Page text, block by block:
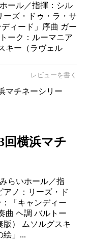
ール／指揮：シル
ーズ・ドゥ・ラ・サ
ィード」序曲 ガー
ーク：ルーマニア
キー（ラヴェル
レビューを書く
回横浜マチ
らいホール／指
アノ：リーズ・ド
「キャンディー
曲 ヘ調 バルトー
版） ムソルグスキ
絵」...